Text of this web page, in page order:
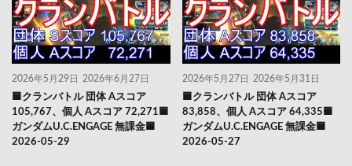
2026年5月29日 2026年6月27日
🟦クランバトル 団体 Aスコア
105,767、個人 Aスコア 72,271🟦
ガンダムU.C.ENGAGE 無課金🟦
2026-05-29
2026年5月27日 2026年5月31日
🟦クランバトル 団体 Aスコア
83,858、個人 Aスコア 64,335🟦
ガンダムU.C.ENGAGE 無課金🟦
2026-05-27